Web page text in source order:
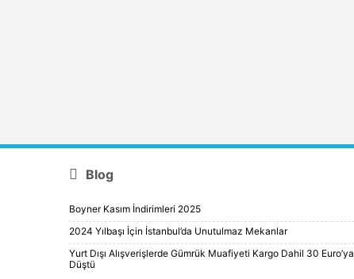
Blog
Boyner Kasım İndirimleri 2025
2024 Yılbaşı İçin İstanbul’da Unutulmaz Mekanlar
Yurt Dışı Alışverişlerde Gümrük Muafiyeti Kargo Dahil 30 Euro’ya
Düştü